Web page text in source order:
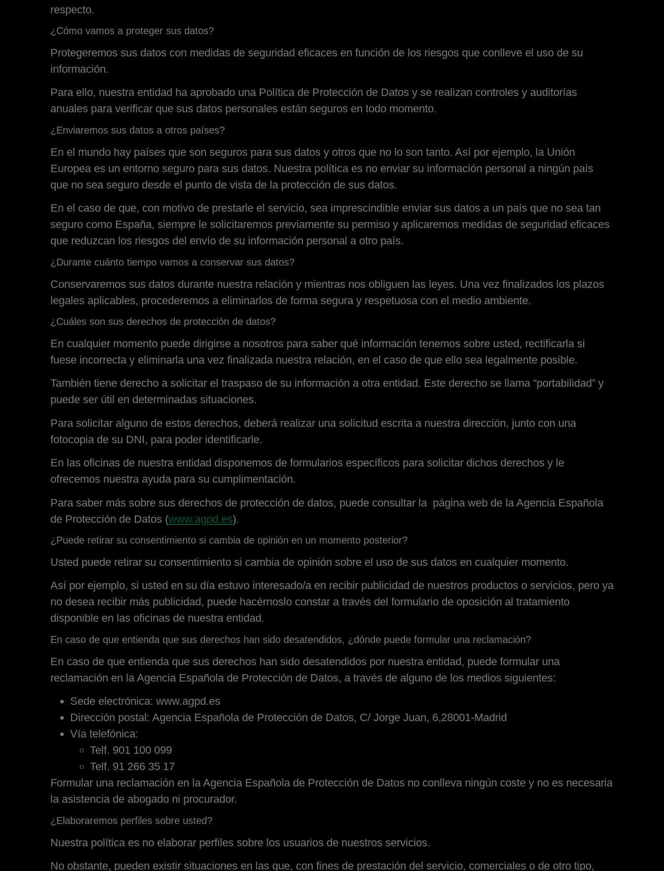
respecto.
¿Cómo vamos a proteger sus datos?
Protegeremos sus datos con medidas de seguridad eficaces en función de los riesgos que conlleve el uso de su
información.
Para ello, nuestra entidad ha aprobado una Política de Protección de Datos y se realizan controles y auditorías
anuales para verificar que sus datos personales están seguros en todo momento.
¿Enviaremos sus datos a otros países?
En el mundo hay países que son seguros para sus datos y otros que no lo son tanto. Así por ejemplo, la Unión
Europea es un entorno seguro para sus datos. Nuestra política es no enviar su información personal a ningún país
que no sea seguro desde el punto de vista de la protección de sus datos.
En el caso de que, con motivo de prestarle el servicio, sea imprescindible enviar sus datos a un país que no sea tan
seguro como España, siempre le solicitaremos previamente su permiso y aplicaremos medidas de seguridad eficaces
que reduzcan los riesgos del envío de su información personal a otro país.
¿Durante cuánto tiempo vamos a conservar sus datos?
Conservaremos sus datos durante nuestra relación y mientras nos obliguen las leyes. Una vez finalizados los plazos
legales aplicables, procederemos a eliminarlos de forma segura y respetuosa con el medio ambiente.
¿Cuáles son sus derechos de protección de datos?
En cualquier momento puede dirigirse a nosotros para saber qué información tenemos sobre usted, rectificarla si
fuese incorrecta y eliminarla una vez finalizada nuestra relación, en el caso de que ello sea legalmente posible.
También tiene derecho a solicitar el traspaso de su información a otra entidad. Este derecho se llama “portabilidad” y
puede ser útil en determinadas situaciones.
Para solicitar alguno de estos derechos, deberá realizar una solicitud escrita a nuestra dirección, junto con una
fotocopia de su DNI, para poder identificarle.
En las oficinas de nuestra entidad disponemos de formularios específicos para solicitar dichos derechos y le
ofrecemos nuestra ayuda para su cumplimentación.
Para saber más sobre sus derechos de protección de datos, puede consultar la página web de la Agencia Española
de Protección de Datos (www.agpd.es).
¿Puede retirar su consentimiento si cambia de opinión en un momento posterior?
Usted puede retirar su consentimiento si cambia de opinión sobre el uso de sus datos en cualquier momento.
Así por ejemplo, si usted en su día estuvo interesado/a en recibir publicidad de nuestros productos o servicios, pero ya
no desea recibir más publicidad, puede hacérnoslo constar a través del formulario de oposición al tratamiento
disponible en las oficinas de nuestra entidad.
En caso de que entienda que sus derechos han sido desatendidos, ¿dónde puede formular una reclamación?
En caso de que entienda que sus derechos han sido desatendidos por nuestra entidad, puede formular una
reclamación en la Agencia Española de Protección de Datos, a través de alguno de los medios siguientes:
Sede electrónica: www.agpd.es
Dirección postal: Agencia Española de Protección de Datos, C/ Jorge Juan, 6,28001-Madrid
Vía telefónica:
Telf. 901 100 099
Telf. 91 266 35 17
Formular una reclamación en la Agencia Española de Protección de Datos no conlleva ningún coste y no es necesaria
la asistencia de abogado ni procurador.
¿Elaboraremos perfiles sobre usted?
Nuestra política es no elaborar perfiles sobre los usuarios de nuestros servicios.
No obstante, pueden existir situaciones en las que, con fines de prestación del servicio, comerciales o de otro tipo,